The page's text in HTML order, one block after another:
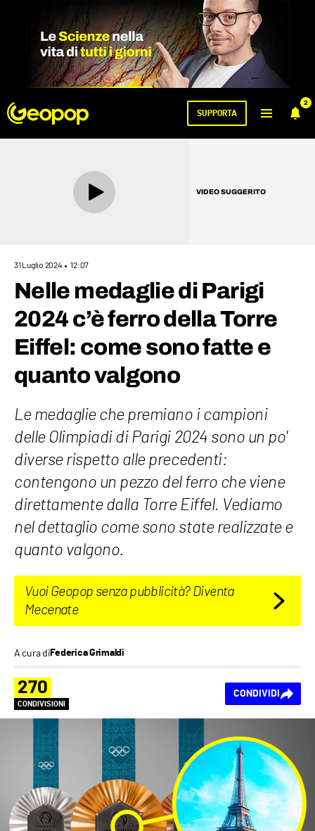
2
SUPPORTA
VIDEO SUGGERITO
31 Luglio 2024 12:07
Nelle medaglie di Parigi
2024 c’è ferro della Torre
Eiffel: come sono fatte e
quanto valgono
Le medaglie che premiano i campioni
delle Olimpiadi di Parigi 2024 sono un po'
diverse rispetto alle precedenti:
contengono un pezzo del ferro che viene
direttamente dalla Torre Eiffel. Vediamo
nel dettaglio come sono state realizzate e
quanto valgono.
Vuoi Geopop senza pubblicità? Diventa
Mecenate
A cura diFederica Grimaldi
270
CONDIVISIONI
CONDIVIDI